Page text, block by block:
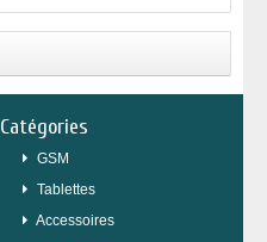
Catégories
GSM
Tablettes
Accessoires